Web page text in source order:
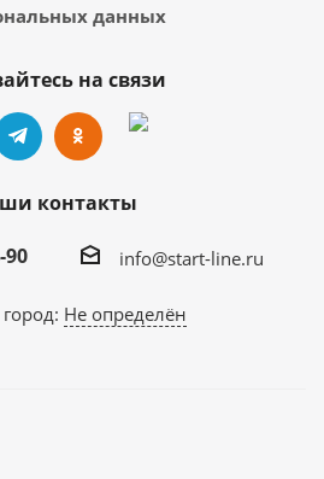
данных
на связи
контакты
90
info@start-line.ru
Не определён